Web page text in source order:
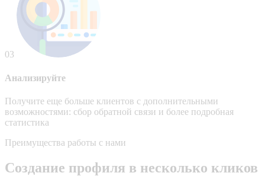
03
Анализируйте
Получите еще больше клиентов c дополнительными
возможностями: сбор обратной связи и более подробная
статистика
Преимущества работы с нами
Создание профиля в несколько кликов